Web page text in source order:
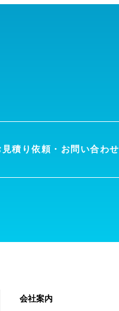
積り依頼・ お問い合わせ
会社案内